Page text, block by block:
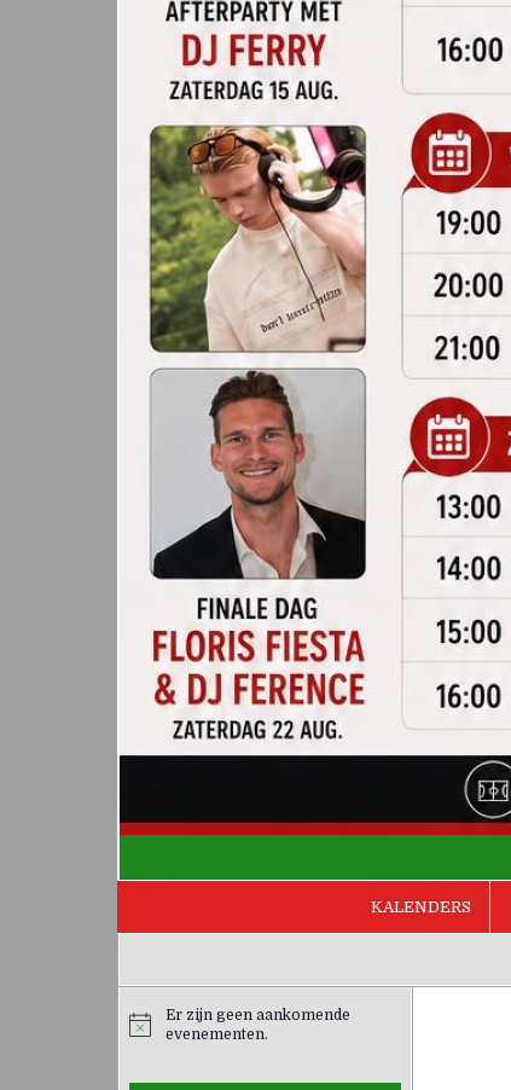
KALENDERS
Er zijn geen aankomende
evenementen.